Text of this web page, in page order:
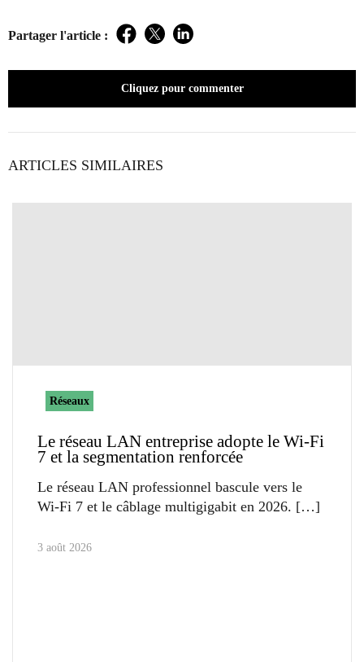
Partager l'article : Facebook
TwitterLinkedIn
Cliquez pour commenter
ARTICLES SIMILAIRES
Réseaux
Le réseau LAN entreprise adopte le Wi-Fi
7 et la segmentation renforcée
Le réseau LAN professionnel bascule vers le
Wi-Fi 7 et le câblage multigigabit en 2026.
3 août 2026